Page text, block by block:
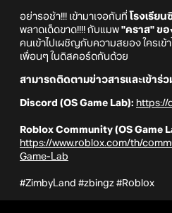
อย่ารอช้า!!! เข้ามาเจอกันที่ โรงเรีย
พลาดเด็ดขาด!!!! กับแมพ "คราส" ข
คนเข้าไปเผชิญกับความสยอง ใครเข้
เพื่อนๆ ในดิสคอร์ดกันด้วย
สามารถติดตามข่าวสารและเข้าร่
Discord (OS Game Lab): https://
Roblox Community (OS Game
https://www.roblox.com/th/
Game-Lab
#ZimbyLand #zbingz #Roblox